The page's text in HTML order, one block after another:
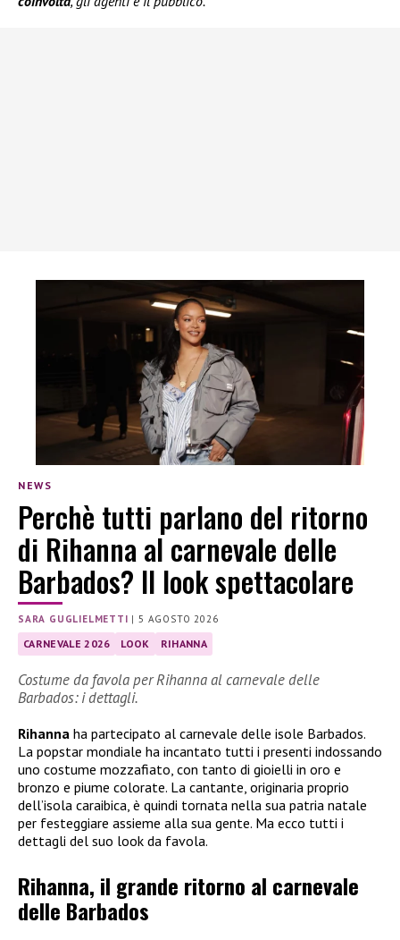
NEWS
Perchè tutti parlano del ritorno
di Rihanna al carnevale delle
Barbados? Il look spettacolare
SARA GUGLIELMETTI |5 AGOSTO 2026
CARNEVALE 2026 LOOK RIHANNA
Costume da favola per Rihanna al carnevale delle
Barbados: i dettagli.
Rihanna ha partecipato al carnevale delle isole Barbados.
La popstar mondiale ha incantato tutti i presenti indossando
uno costume mozzafiato, con tanto di gioielli in oro e
bronzo e piume colorate. La cantante, originaria proprio
dell’isola caraibica, è quindi tornata nella sua patria natale
per festeggiare assieme alla sua gente. Ma ecco tutti i
dettagli del suo look da favola.
Rihanna, il grande ritorno al carnevale
delle Barbados